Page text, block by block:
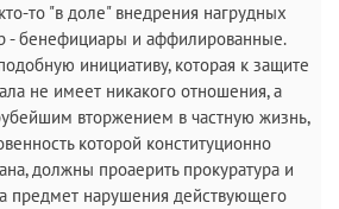
то "в доле" внедрения нагрудных
- бенефициары и аффилированные.
инициативу, которая к защите
не имеет никакого отношения, а
вторжением в частную жизнь,
которой конституционно
должны проаерить прокуратура и
предмет нарушения действующего